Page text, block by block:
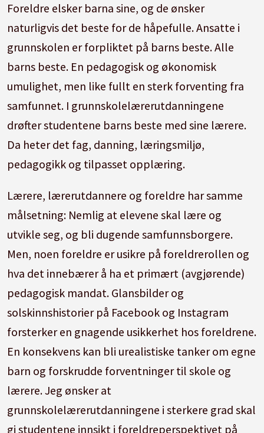
Foreldre elsker barna sine, og de ønsker
naturligvis det beste for de håpefulle. Ansatte i
grunnskolen er forpliktet på barns beste. Alle
barns beste. En pedagogisk og økonomisk
umulighet, men like fullt en sterk forventing fra
samfunnet. I grunnskolelærerutdanningene
drøfter studentene barns beste med sine lærere.
Da heter det fag, danning, læringsmiljø,
pedagogikk og tilpasset opplæring.
Lærere, lærerutdannere og foreldre har samme
målsetning: Nemlig at elevene skal lære og
utvikle seg, og bli dugende samfunnsborgere.
Men, noen foreldre er usikre på foreldrerollen og
hva det innebærer å ha et primært (avgjørende)
pedagogisk mandat. Glansbilder og
solskinnshistorier på Facebook og Instagram
forsterker en gnagende usikkerhet hos foreldrene.
En konsekvens kan bli urealistiske tanker om egne
barn og forskrudde forventninger til skole og
lærere. Jeg ønsker at
grunnskolelærerutdanningene i sterkere grad skal
gi studentene innsikt i foreldreperspektivet på